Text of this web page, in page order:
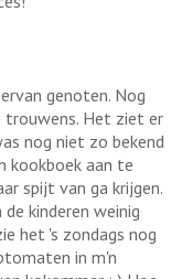
genoten. Nog
trouwens. Het ziet er
nog niet zo bekend
kookboek aan te
spijt van ga krijgen.
kinderen weinig
het 's zondags nog
in m'n